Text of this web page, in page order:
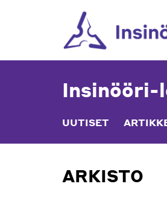
Insinööri-
UUTISET
ARKISTO